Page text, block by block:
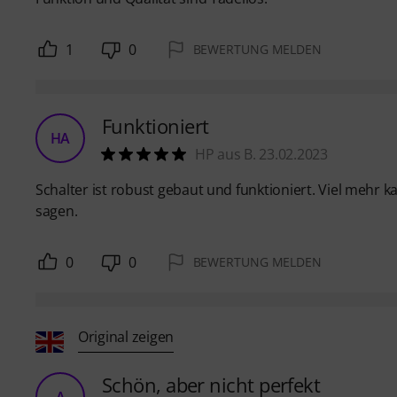
1 0 BEWERTUNG MELDEN
HA Funktioniert
HP aus B. 23.02.2023
Schalter ist robust gebaut und funktioniert. Viel mehr
sagen.
0 0 BEWERTUNG MELDEN
Original zeigen
Schön, aber nicht perfekt